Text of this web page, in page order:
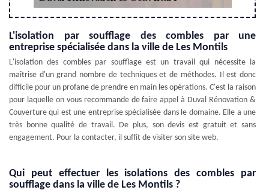
L'isolation par soufflage des combles par une
entreprise spécialisée dans la ville de Les Montils
L'isolation des combles par soufflage est un travail qui nécessite la
maîtrise d'un grand nombre de techniques et de méthodes. Il est donc
difficile pour un profane de prendre en main les opérations. C'est la raison
pour laquelle on vous recommande de faire appel à Duval Rénovation &
Couverture qui est une entreprise spécialisée dans le domaine. Elle a une
très bonne qualité de travail. De plus, son devis est gratuit et sans
engagement. Pour la contacter, il suffit de visiter son site web.
Qui peut effectuer les isolations des combles par
soufflage dans la ville de Les Montils ?